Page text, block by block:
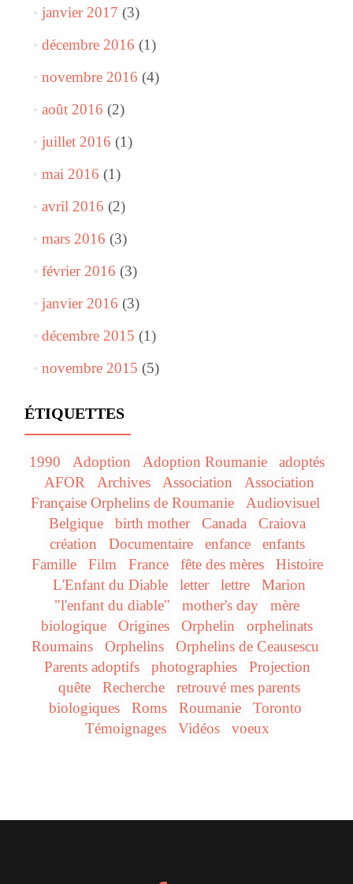
janvier 2017 (3)
décembre 2016 (1)
novembre 2016 (4)
août 2016 (2)
juillet 2016 (1)
mai 2016 (1)
avril 2016 (2)
mars 2016 (3)
février 2016 (3)
janvier 2016 (3)
décembre 2015 (1)
novembre 2015 (5)
ÉTIQUETTES
1990 Adoption Adoption Roumanie
adoptés
AFOR
Archives Association
Association
Française Orphelins de Roumanie
Audiovisuel
Belgique
birth mother Canada
Craiova
création
Documentaire enfance
enfants
Famille
Film France fête des mères
Histoire
L'Enfant du Diable
letter lettre
Marion
"l'enfant du diable"
mother's day
mère
biologique
Origines Orphelin
orphelinats
Roumains
Orphelins
Orphelins de Ceausescu
Parents adoptifs
photographies
Projection
quête
Recherche
retrouvé mes parents
biologiques
Roms Roumanie
Toronto
Témoignages
Vidéos voeux